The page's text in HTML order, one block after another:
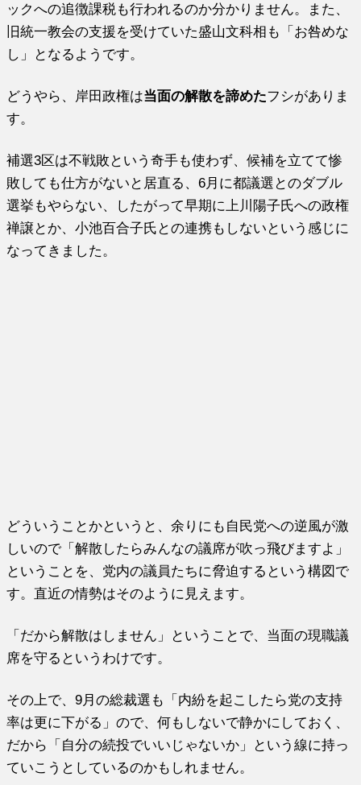
ックへの追徴課税も行われるのか分かりません。また、
旧統一教会の支援を受けていた盛山文科相も「お咎めな
し」となるようです。
どうやら、岸田政権は当面の解散を諦めたフシがありま
す。
補選3区は不戦敗という奇手も使わず、候補を立てて惨
敗しても仕方がないと居直る、6月に都議選とのダブル
選挙もやらない、したがって早期に上川陽子氏への政権
禅譲とか、小池百合子氏との連携もしないという感じに
なってきました。
どういうことかというと、余りにも自民党への逆風が激
しいので「解散したらみんなの議席が吹っ飛びますよ」
ということを、党内の議員たちに脅迫するという構図で
す。直近の情勢はそのように見えます。
「だから解散はしません」ということで、当面の現職議
席を守るというわけです。
その上で、9月の総裁選も「内紛を起こしたら党の支持
率は更に下がる」ので、何もしないで静かにしておく、
だから「自分の続投でいいじゃないか」という線に持っ
ていこうとしているのかもしれません。